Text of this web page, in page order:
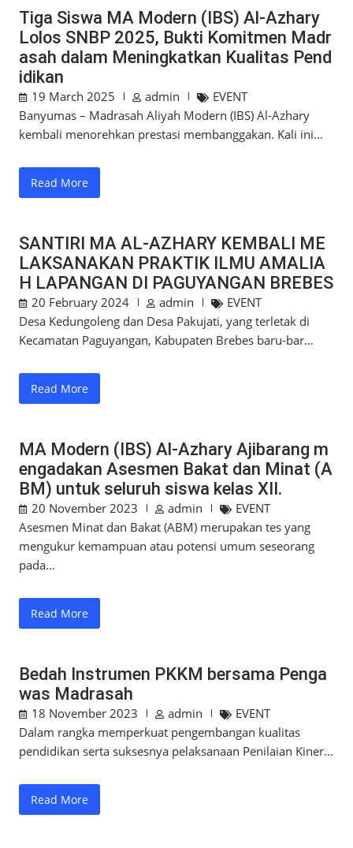
Tiga Siswa MA Modern (IBS) Al-Azhary
Lolos SNBP 2025, Bukti Komitmen Madr
asah dalam Meningkatkan Kualitas Pend
idikan
19 March 2025 admin
EVENT
Banyumas – Madrasah Aliyah Modern (IBS) Al-Azhary
kembali menorehkan prestasi membanggakan. Kali ini…
Read More
SANTIRI MA AL-AZHARY KEMBALI ME
LAKSANAKAN PRAKTIK ILMU AMALIA
H LAPANGAN DI PAGUYANGAN BREBES
20 February 2024 admin
EVENT
Desa Kedungoleng dan Desa Pakujati, yang terletak di
Kecamatan Paguyangan, Kabupaten Brebes baru-bar…
Read More
MA Modern (IBS) Al-Azhary Ajibarang m
engadakan Asesmen Bakat dan Minat (A
BM) untuk seluruh siswa kelas XII.
20 November 2023 admin
EVENT
Asesmen Minat dan Bakat (ABM) merupakan tes yang
mengukur kemampuan atau potensi umum seseorang
pada…
Read More
Bedah Instrumen PKKM bersama Penga
was Madrasah
18 November 2023 admin
EVENT
Dalam rangka memperkuat pengembangan kualitas
pendidikan serta suksesnya pelaksanaan Penilaian Kiner…
Read More